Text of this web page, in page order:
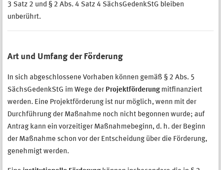
3 Satz 2 und § 2 Abs. 4 Satz 4 SächsGedenkStG bleiben
unberührt.
Art und Umfang der Förderung
In sich abgeschlossene Vorhaben können gemäß § 2 Abs. 5
SächsGedenkStG im Wege der Projektförderungmitfinanziert
werden. Eine Projektförderung ist nur möglich, wenn mit der
Durchführung der Maßnahme noch nicht begonnen wurde; auf
Antrag kann ein vorzeitiger Maßnahmebeginn, d. h. der Beginn
der Maßnahme schon vor der Entscheidung über die Förderung,
genehmigt werden.